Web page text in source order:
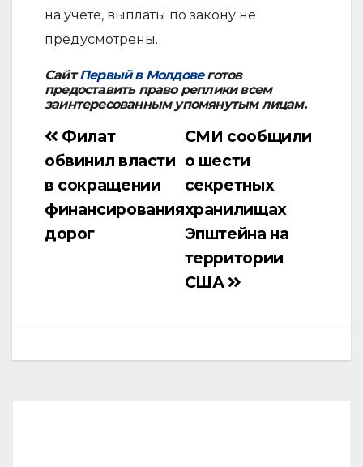
на учете, выплаты по закону не
предусмотрены.
СайтПервый в Молдовеготов
предоставить право реплики всем
заинтересованным упомянутым лицам.
Навигация
по
записям
СМИ сообщили
о шести
секретных
хранилищах
Эпштейна на
территории
США
Филат
обвинил власти
в сокращении
финансирования
дорог